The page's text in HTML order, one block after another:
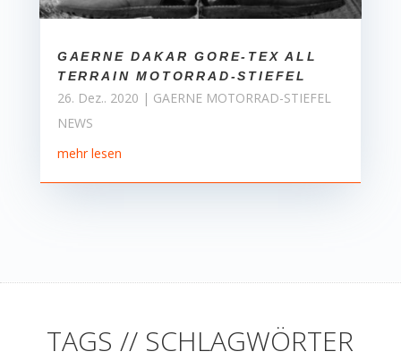
GAERNE DAKAR GORE-TEX ALL
TERRAIN MOTORRAD-STIEFEL
26. Dez.. 2020 | GAERNE MOTORRAD-STIEFEL
NEWS
mehr lesen
TAGS // SCHLAGWÖRTER